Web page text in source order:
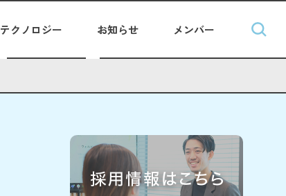
テクノロジー お知らせ メンバー